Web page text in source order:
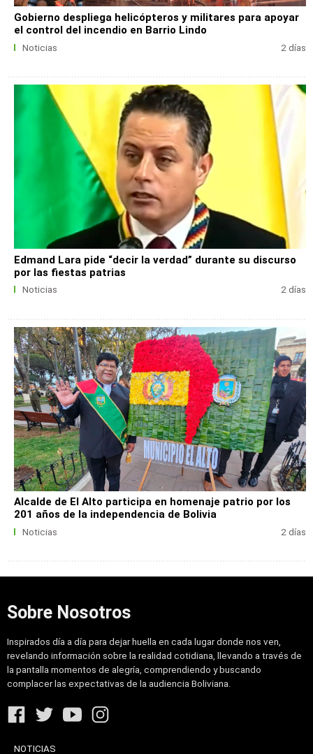
Gobierno despliega helicópteros y militares para apoyar
el control del incendio en Barrio Lindo
Noticias 2 días
Edmand Lara pide “decir la verdad” durante su discurso
por las fiestas patrias
Noticias 2 días
Alcalde de El Alto participa en homenaje patrio por los
201 años de la independencia de Bolivia
Noticias 2 días
Sobre Nosotros
Inspirados día a día para dejar huella en cada lugar donde nos ven,
revelando información sobre la realidad cotidiana, llevando a través de
la pantalla momentos de alegría, comprendiendo y buscando
complacer las expectativas de la audiencia Boliviana.
NOTICIAS